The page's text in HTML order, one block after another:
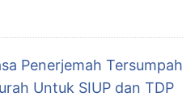
Penerjemah Tersumpah
Untuk SIUP dan TDP